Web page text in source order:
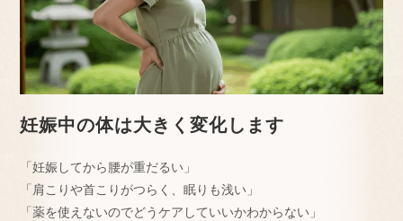
妊娠中の体は大きく変化します
「妊娠してから腰が重だるい」
「肩こりや首こりがつらく、眠りも浅い」
「薬を使えないのでどうケアしていいかわからない」